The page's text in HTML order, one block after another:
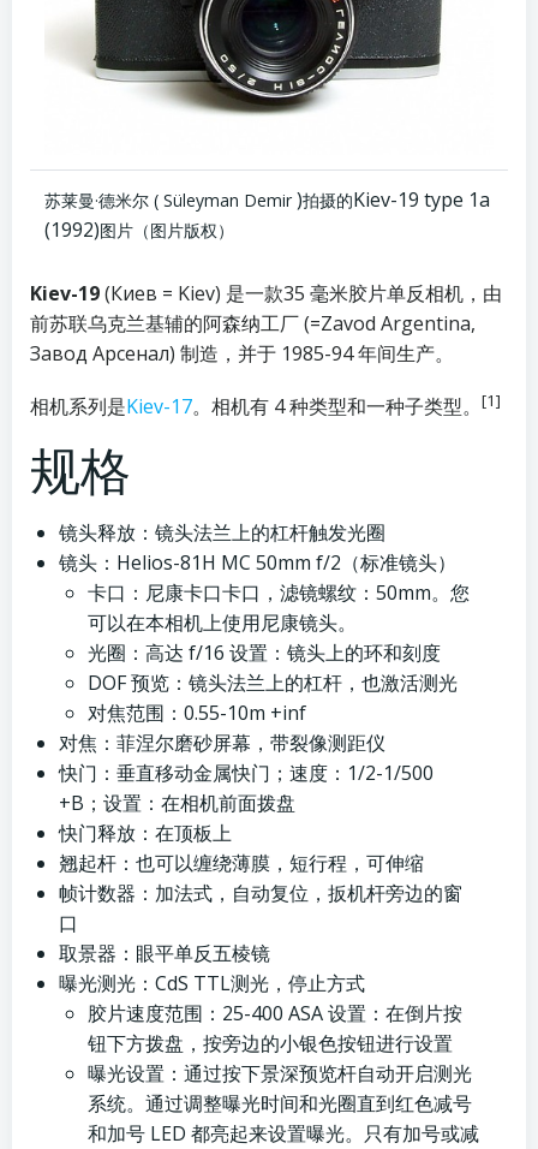
苏莱曼·德米尔 ( Süleyman Demir )拍摄的Kiev-19 type 1a
(1992)图片 （图片版权）
Kiev-19(Киев = Kiev) 是一款35 毫米胶片单反相机，由
前苏联乌克兰基辅的阿森纳工厂 (=Zavod Argentina,
Завод Арсенал) 制造，并于 1985-94 年间生产。
相机系列是Kiev-17。相机有 4 种类型和一种子类型。 [1]
规格
镜头释放：镜头法兰上的​​杠杆触发光圈
镜头：Helios-81H MC 50mm f/2（标准镜头）
卡口：尼康卡口卡口，滤镜螺纹：50mm。您
可以在本相机上使用尼康镜头。
光圈：高达 f/16 设置：镜头上的环和刻度
DOF 预览：镜头法兰上的​​杠杆，也激活测光
对焦范围：0.55-10m +inf
对焦：菲涅尔磨砂屏幕，带裂像测距仪
快门：垂直移动金属快门；速度：1/2-1/500
+B；设置：在相机前面拨盘
快门释放：在顶板上
翘起杆：也可以缠绕薄膜，短行程，可伸缩
帧计数器：加法式，自动复位，扳机杆旁边的窗
口
取景器：眼平单反五棱镜
曝光测光：CdS TTL测光，停止方式
胶片速度范围：25-400 ASA 设置：在倒片按
钮下方拨盘，按旁边的小银色按钮进行设置
曝光设置：通过按下景深预览杆自动开启测光
系统。通过调整曝光时间和光圈直到红色减号
和加号 LED 都亮起来设置曝光。只有加号或减